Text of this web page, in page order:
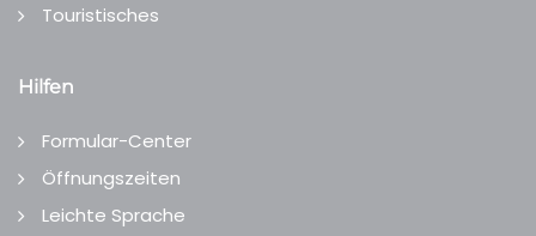
Touristisches
Hilfen
Formular-Center
Öffnungszeiten
Leichte Sprache